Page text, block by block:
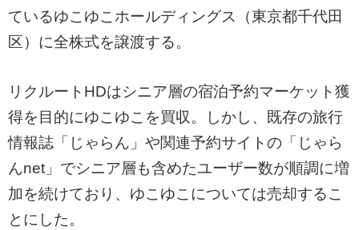
ているゆこゆこホールディングス（東京都千代田
区）に全株式を譲渡する。
リクルートHDはシニア層の宿泊予約マーケット獲
得を目的にゆこゆこを買収。しかし、既存の旅行
情報誌「じゃらん」や関連予約サイトの「じゃら
んnet」でシニア層も含めたユーザー数が順調に増
加を続けており、ゆこゆこについては売却するこ
とにした。